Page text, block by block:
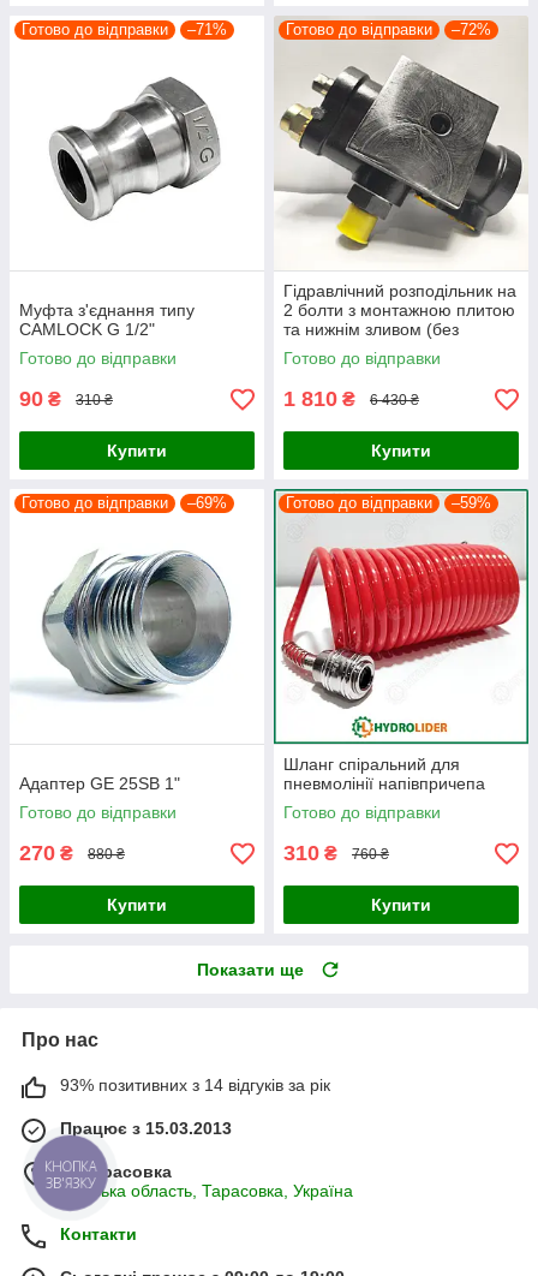
Готово до відправки –71%
Муфта з'єднання типу
CAMLOCK G 1/2"
Готово до відправки
90 ₴ 310 ₴
Купити
Готово до відправки –72%
Гідравлічний розподільник на
2 болти з монтажною плитою
та нижнім зливом (без
нейтралі)
Готово до відправки
1 810 ₴ 6 430 ₴
Купити
Готово до відправки –69%
Адаптер GE 25SB 1"
Готово до відправки
270 ₴ 880 ₴
Купити
Готово до відправки –59%
Шланг спіральний для
пневмолінії напівпричепа
Готово до відправки
310 ₴ 760 ₴
Купити
Показати ще
Про нас
93% позитивних з 14 відгуків за рік
Працює з 15.03.2013
м. Тарасовка
Київська область, Тарасовка, Україна
Контакти
КНОПКА
ЗВ'ЯЗКУ